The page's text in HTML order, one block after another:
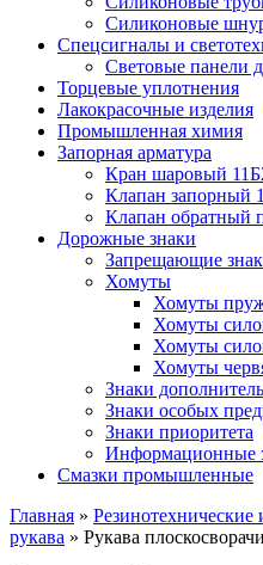
Силиконовые
Спецсигналы и
Световые панели
Торцевые уплотнения
Лакокрасочные изделия
Промышленная химия
Запорная арматура
Кран шаровый
Клапан запорный
Клапан обратный
Дорожные знаки
Запрещающие
Хомуты
Хомуты
Хомуты
Хомуты
Хомуты
Знаки
Знаки особых
Знаки приоритета
Информационные
Смазки промышленные
Главная » Резинотехнические
рукава » Рукава